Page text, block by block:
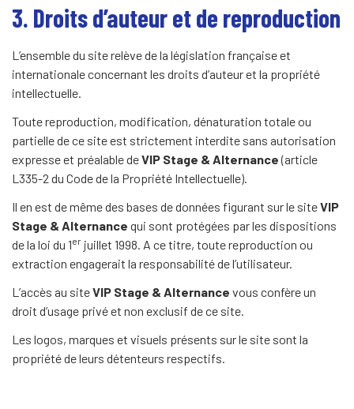
3. Droits d’auteur et de reproduction
L’ensemble du site relève de la législation française et
internationale concernant les droits d’auteur et la propriété
intellectuelle.
Toute reproduction, modification, dénaturation totale ou
partielle de ce site est strictement interdite sans autorisation
expresse et préalable deVIP Stage & Alternance(article
L335-2 du Code de la Propriété Intellectuelle).
Il en est de même des bases de données figurant sur le siteVIP
Stage & Alternance qui sont protégées par les dispositions
de la loi du 1er juillet 1998. A ce titre, toute reproduction ou
extraction engagerait la responsabilité de l’utilisateur.
L’accès au siteVIP Stage & Alternance vous confère un
droit d’usage privé et non exclusif de ce site.
Les logos, marques et visuels présents sur le site sont la
propriété de leurs détenteurs respectifs.